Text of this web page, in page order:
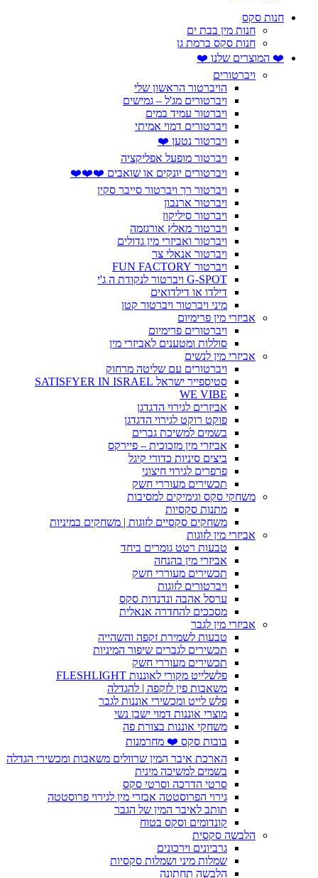
חנות סקס
חנות מין בבת ים
חנות סקס ברמת גן
❤️ המוצרים שלנו ❤️
ויברטורים
הויברטור הראשון שלי
ויברטורים מג'ל – גמישים
ויברטור עמיד במים
ויברטורים דמוי אמיתי
ויברטור נטען ❤️
ויברטור מופעל אפליקציה
ויברטורים יונקים או שואבים ❤️❤️❤️
ויברטור רך ויברטור סייבר סקין
ויברטור ארנבון
ויברטור סיליקון
ויברטור מאלץ אורגזמה
ויברטור ואביזרי מין גדולים
ויברטור אנאלי צר
ויברטור FUN FACTORY
G-SPOT ויברטור לנקודת ה ג'י
דילדו או דילדואים
מיני ויברטור ויברטור קטן
אביזרי מין פרימיום
ויברטורים פרימיום
סוללות ומטענים לאביזרי מין
אביזרי מין לנשים
ויברטורים עם שליטה מרחוק
סטיספייר ישראל SATISFYER IN ISRAEL
WE VIBE
אביזרים לגירוי הדגדגן
פוקט רוקט לגירוי הדגדגן
בשמים למשיכת גברים
אביזרי מין מזכוכית – פיירקס
ביצים סיניות כדורי קיגל
פרפרים לגירוי חיצוני
תכשירים מעוררי חשק
משחקי סקס וגימיקים למסיבות
מתנות סקסיות
משחקים סקסיים לזוגות | משחקים במיניות
אביזרי מין לזוגות
טבעות רטט גומרים ביחד
אביזרי מין בהנחה
תכשירים מעוררי חשק
ויברטורים לזוגות
ערסל אהבה ונדנדות סקס
מסככים להחדרה אנאלית
אביזרי מין לגבר
טבעות לשמירת זקפה והשהייה
תכשירים לגברים שיפור המיניות
תכשירים מעוררי חשק
פלשלייט מקורי לאוננות FLESHLIGHT
משאבות פין לזקפה | להגדלה
פלש לייט ומכשירי אוננות לגבר
מוצרי אוננות דמוי ישבן נשי
משחקי אוננות בצורת פה
בובות סקס ❤️ מחרמנות
הארכת איבר המין שרוולים משאבות ומכשירי הגדלה
בשמים למשיכה מינית
סרטי הדרכה וסרטי סקס
גירוי הפרוסטטה אבזרי מין לגירוי פרוסטטה
תותב לאיבר המין של הגבר
קונדומים וסקס בטוח
הלבשה סקסית
גרביונים וירכונים
שמלות מיני ושמלות סקסיות
הלבשה תחתונה